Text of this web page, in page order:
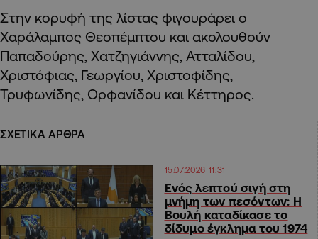
Στην κορυφή της λίστας φιγουράρει ο
Χαράλαμπος Θεοπέμπτου και ακολουθούν
Παπαδούρης, Χατζηγιάννης, Ατταλίδου,
Χριστόφιας, Γεωργίου, Χριστοφίδης,
Τρυφωνίδης, Ορφανίδου και Κέττηρος.
ΣΧΕΤΙΚΑ ΑΡΘΡΑ
15.07.2026 11:31
Ενός λεπτού σιγή στη
μνήμη των πεσόντων: Η
Βουλή καταδίκασε το
δίδυμο έγκλημα του 1974